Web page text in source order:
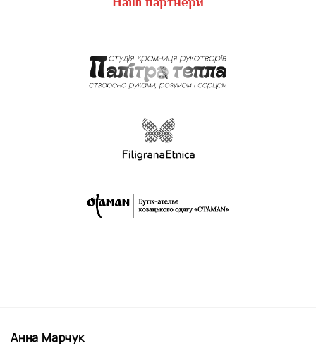
Анна Марчук